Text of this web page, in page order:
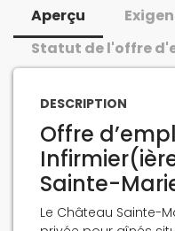
Aperçu
Statut de l'offre
DESCRIPTION
Offre
Sainte-
Le Château Sainte-